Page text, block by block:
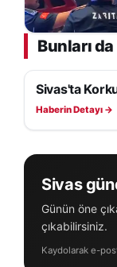
Bunları
ASAYIŞ
Sivas'ta
Haberin Detayı →
Sivas
Günün öne
çıkabilirsiniz.
Kaydolarak e-